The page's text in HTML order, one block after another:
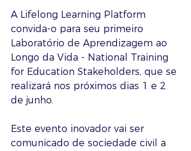
A Lifelong Learning Platform
convida-o para seu primeiro
Laboratório de Aprendizagem ao
Longo da Vida - National Training
for Education Stakeholders, que se
realizará nos próximos dias 1 e 2
de junho.
Este evento inovador vai ser
comunicado de sociedade civil a